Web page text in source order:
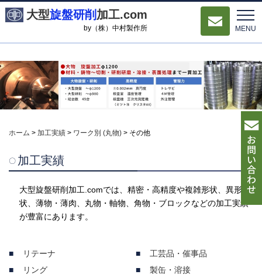
MENU
大型旋盤研削 加工.com
by（株）中村製作所
ホーム > 加工実績 > ワーク別 (丸物) > その他
加工実績
大型旋盤研削加工.comでは、精密・高精度や複雑形状、異形
状、薄物・薄肉、丸物・軸物、角物・ブロックなどの加工実績
が豊富にあります。
リテーナ
リング
工芸品・催事品
製缶・溶接